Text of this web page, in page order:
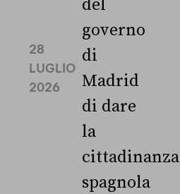
28
LUGLIO
2026
del
governo
di
Madrid
di dare
la
cittadinanza
spagnola